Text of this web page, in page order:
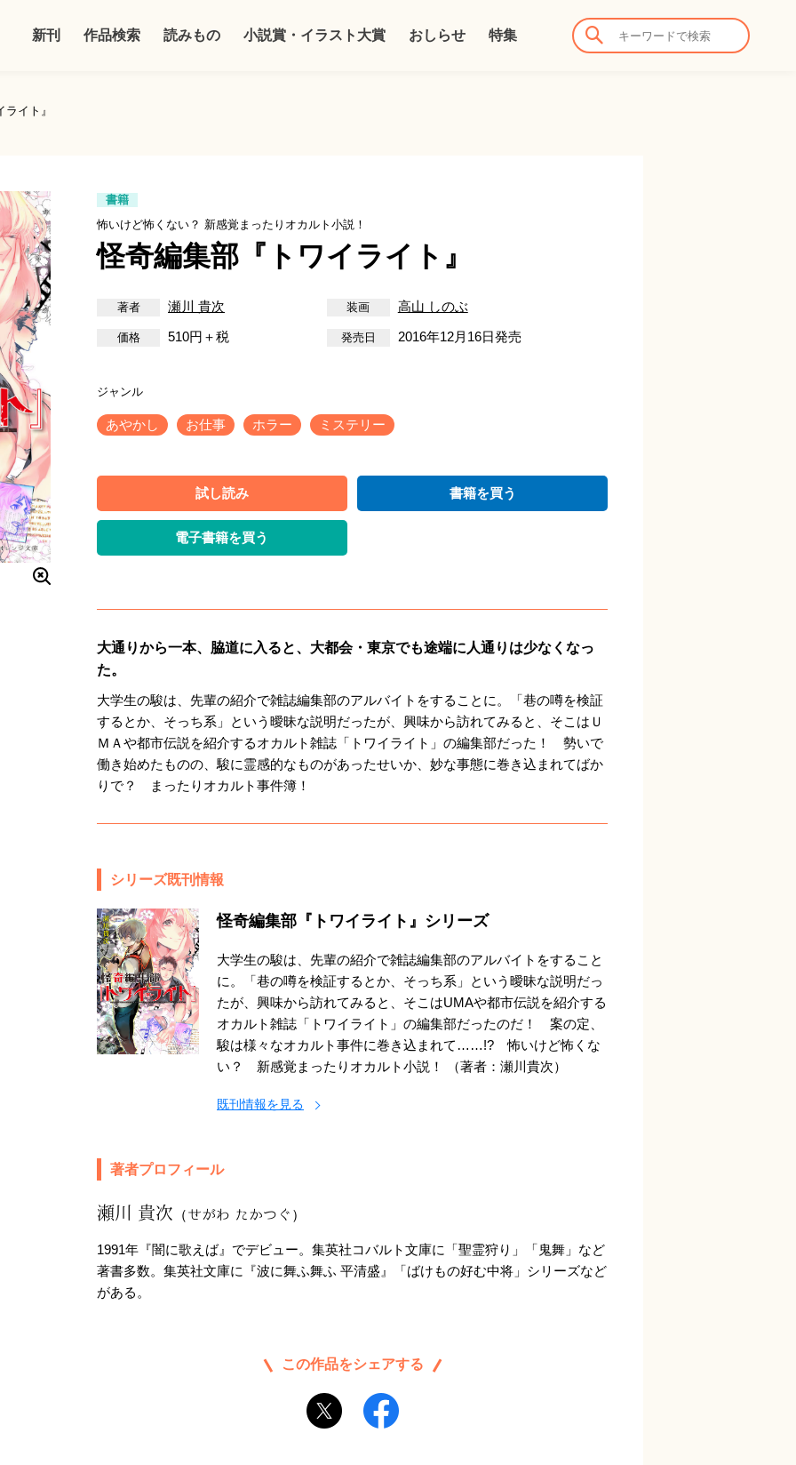
新刊 作品検索 読みもの 小説賞・イラスト大賞 おしらせ 特集
イト』
書籍
怖いけど怖くない？ 新感覚まったりオカルト小説！
怪奇編集部『トワイライト』
瀬川 貴次
高山 しのぶ
510円＋税
2016年12月16日発売
あやかし お仕事 ホラー ミステリー
試し読み 書籍を買う
電子書籍を買う
大通りから一本、脇道に入ると、大都会・東京でも途端に人通りは少なくなっ
た。
大学生の駿は、先輩の紹介で雑誌編集部のアルバイトをすることに。「巷の噂を検証
するとか、そっち系」という曖昧な説明だったが、興味から訪れてみると、そこはＵ
ＭＡや都市伝説を紹介するオカルト雑誌「トワイライト」の編集部だった！ 勢いで
働き始めたものの、駿に霊感的なものがあったせいか、妙な事態に巻き込まれてばか
りで？ まったりオカルト事件簿！
シリーズ既刊情報
怪奇編集部『トワイライト』シリーズ
大学生の駿は、先輩の紹介で雑誌編集部のアルバイトをすること
に。「巷の噂を検証するとか、そっち系」という曖昧な説明だっ
たが、興味から訪れてみると、そこはUMAや都市伝説を紹介する
オカルト雑誌「トワイライト」の編集部だったのだ！ 案の定、
駿は様々なオカルト事件に巻き込まれて……!? 怖いけど怖くな
い？ 新感覚まったりオカルト小説！ （著者：瀬川貴次）
既刊情報を見る
著者プロフィール
瀬川 貴次 （せがわ たかつぐ）
1991年『闇に歌えば』でデビュー。集英社コバルト文庫に「聖霊狩り」「鬼舞」など
著書多数。集英社文庫に『波に舞ふ舞ふ 平清盛』「ばけもの好む中将」シリーズなど
がある。
この作品をシェアする